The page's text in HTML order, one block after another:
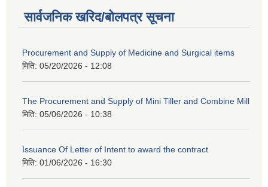
सार्वजनिक खरिद/बोलपत्र सूचना
Procurement and Supply of Medicine and Surgical items
मिति: 05/20/2026 - 12:08
The Procurement and Supply of Mini Tiller and Combine Mill
मिति: 05/06/2026 - 10:38
Issuance Of Letter of Intent to award the contract
मिति: 01/06/2026 - 16:30